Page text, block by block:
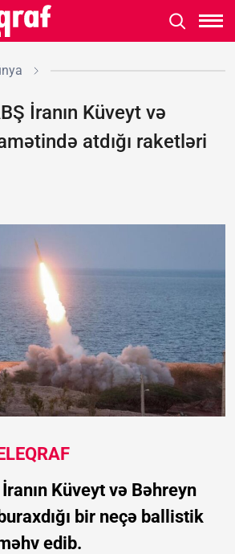
İranın Küveyt və
atdığı raketləri
Küveyt və Bəhreyn
bir neçə ballistik
edib.